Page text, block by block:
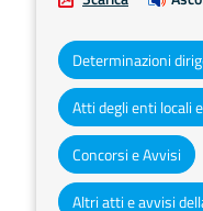
Concorsi e Avvisi